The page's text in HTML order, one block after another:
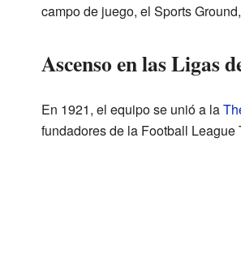
campo de juego, el Sports
Ascenso en las Ligas
En 1921, el equipo se unió a la
fundadores de la Football